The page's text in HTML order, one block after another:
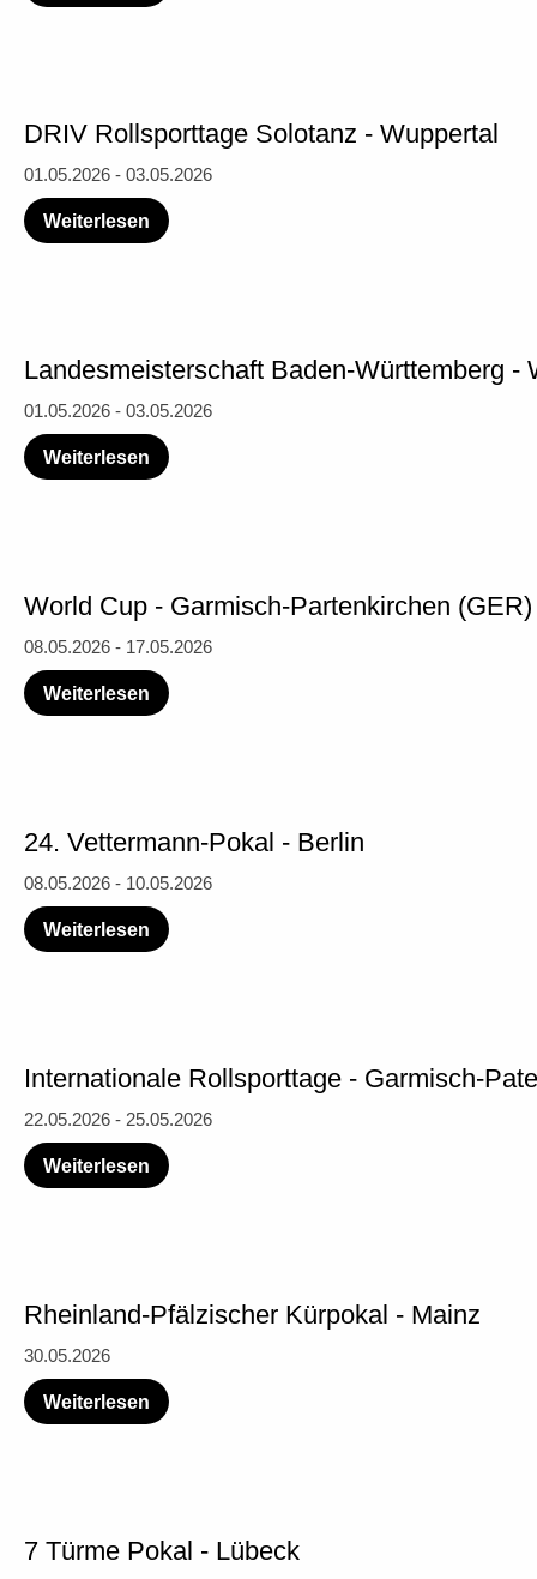
DRIV Rollsporttage Solotanz - Wuppertal
01.05.2026 - 03.05.2026
Weiterlesen
Landesmeisterschaft Baden-Württemberg -
01.05.2026 - 03.05.2026
Weiterlesen
World Cup - Garmisch-Partenkirchen (GER)
08.05.2026 - 17.05.2026
Weiterlesen
24. Vettermann-Pokal - Berlin
08.05.2026 - 10.05.2026
Weiterlesen
Internationale Rollsporttage - Garmisch-
22.05.2026 - 25.05.2026
Weiterlesen
Rheinland-Pfälzischer Kürpokal - Mainz
30.05.2026
Weiterlesen
7 Türme Pokal - Lübeck